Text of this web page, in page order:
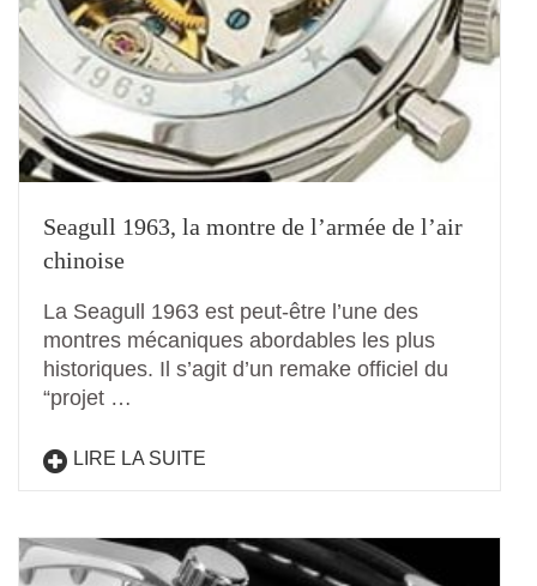
Seagull 1963, la montre de l’armée de l’air
chinoise
La Seagull 1963 est peut-être l’une des
montres mécaniques abordables les plus
historiques. Il s’agit d’un remake officiel du
“projet …
LIRE LA SUITE